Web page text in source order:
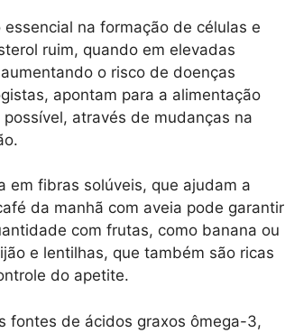
na formação de células e
ruim, quando em elevadas
o risco de doenças
apontam para a alimentação
através de mudanças na
em fibras solúveis, que ajudam a
da manhã com aveia pode garantir
com frutas, como banana ou
e lentilhas, que também são ricas
do apetite.
fontes de ácidos graxos ômega-3,